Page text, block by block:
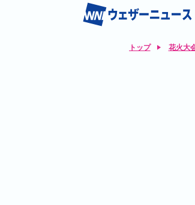
トップ 花火大